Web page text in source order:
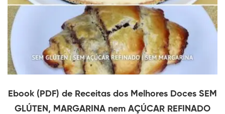
Ebook (PDF) de Receitas dos Melhores Doces SEM
GLÚTEN, MARGARINA nem AÇÚCAR REFINADO